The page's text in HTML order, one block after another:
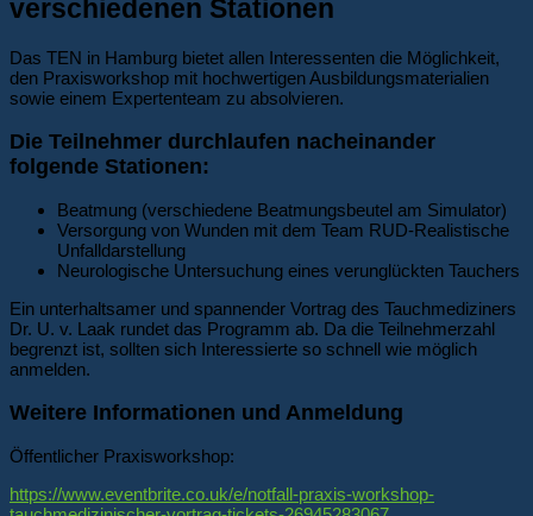
verschiedenen Stationen
Das TEN in Hamburg bietet allen Interessenten die Möglichkeit,
den Praxisworkshop mit hochwertigen Ausbildungsmaterialien
sowie einem Expertenteam zu absolvieren.
Die Teilnehmer durchlaufen nacheinander
folgende Stationen:
Beatmung (verschiedene Beatmungsbeutel am Simulator)
Versorgung von Wunden mit dem Team RUD-Realistische
Unfalldarstellung
Neurologische Untersuchung eines verunglückten Tauchers
Ein unterhaltsamer und spannender Vortrag des Tauchmediziners
Dr. U. v. Laak rundet das Programm ab. Da die Teilnehmerzahl
begrenzt ist, sollten sich Interessierte so schnell wie möglich
anmelden.
Weitere Informationen und Anmeldung
Öffentlicher Praxisworkshop:
https://www.eventbrite.co.uk/e/notfall-praxis-workshop-